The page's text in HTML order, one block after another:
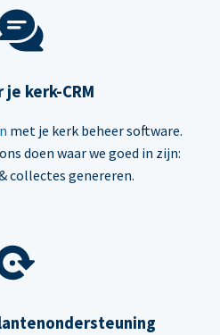
je kerk-CRM
met je kerk beheer software.
doen waar we goed in zijn:
collectes genereren.